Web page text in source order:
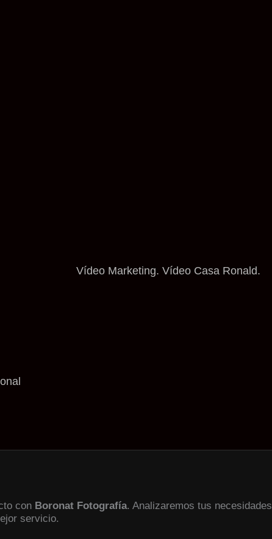
Vídeo Marketing. Vídeo Casa Ronald.
con Boronat Fotografía. Analizaremos tus necesidades
servicio.